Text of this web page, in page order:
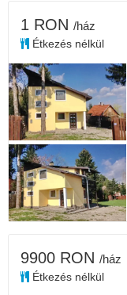
1 RON /ház
Étkezés nélkül
9900 RON /ház
Étkezés nélkül